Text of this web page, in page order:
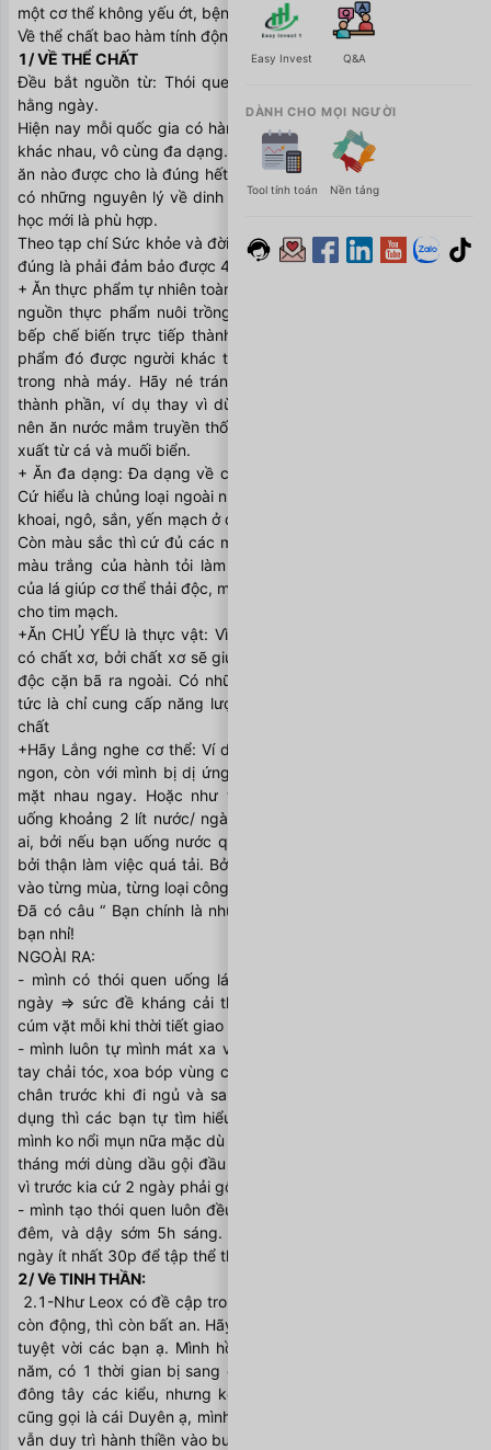
một cơ thể không yếu ớt, bệnh tật”
Về thể chất bao hàm tính động, còn tinh thần là tính tĩnh.
1/ VỀ THỂ CHẤT
Đều bắt nguồn từ: Thói quen ăn uống + Vận động cơ học
hằng ngày.
Hiện nay mỗi quốc gia có hàng trăm trường phái dinh dưỡng
khác nhau, vô cùng đa dạng. Nhưng không hề có một chế độ
ăn nào được cho là đúng hết với tất cả mọi người. Do đó, chỉ
có những nguyên lý về dinh dưỡng đặt trên nền móng khoa
học mới là phù hợp.
Theo tạp chí Sức khỏe và đời sống – của Bộ Y tế. Dinh dưỡng
đúng là phải đảm bảo được 4 nguyên lý cốt lõi, gồm có:
+ Ăn thực phẩm tự nhiên toàn phần: hiểu nôm na đó là những
nguồn thực phẩm nuôi trồng tự nhiên và chúng ta đưa lên
bếp chế biến trực tiếp thành phẩm, chứ ko phải dạng thực
phẩm đó được người khác tổng hợp và đóng gói tạo ra nó
trong nhà máy. Hãy né tránh những thức ăn có quá nhiều
thành phần, ví dụ thay vì dùng nước mắm công nghiệp, ta
nên ăn nước mắm truyền thống với thành phần đơn giản chế
xuất từ cá và muối biển.
+ Ăn đa dạng: Đa dạng về chủng loại, đa dạng về màu sắc.
Cứ hiểu là chủng loại ngoài nhóm tinh bột như gạo, có thể ăn
khoai, ngô, sắn, yến mạch ở dạng còn lớp vỏ cám là tốt nhất.
Còn màu sắc thì cứ đủ các màu sắc xanh đỏ tím vàng, ví dụ
màu trắng của hành tỏi làm tăng sức đề kháng, màu xanh
của lá giúp cơ thể thải độc, màu vàng làm đẹp da, màu đỏ tốt
cho tim mạch.
+Ăn CHỦ YẾU là thực vật: Vì thực phẩm nguồn thực vật mới
có chất xơ, bởi chất xơ sẽ giúp quét đường ruột để đẩy chất
độc cặn bã ra ngoài. Có những thực phẩm là thức ăn rỗng,
tức là chỉ cung cấp năng lượng, chứ không có nhiều dưỡng
chất
+Hãy Lắng nghe cơ thể: Ví dụ cua biển, có người ăn vào thì
ngon, còn với mình bị dị ứng hải sản, ăn vào là cả đêm biết
mặt nhau ngay. Hoặc như theo khuyến cáo, 1 người cần
uống khoảng 2 lít nước/ ngày, nhưng ko phải ai cũng giống
ai, bởi nếu bạn uống nước quá nhiều, có khi lợi bất cập hại,
bởi thận làm việc quá tải. Bởi thế hãy cảm nhận và áp dụng
vào từng mùa, từng loại công việc cho phù hợp với mình.
Đã có câu “ Bạn chính là những gì bạn ăn”. Chuẩn quá các
bạn nhỉ!
NGOÀI RA:
- mình có thói quen uống lá trà xanh, tắm nước lạnh hằng
ngày => sức đề kháng cải thiện đáng kể, ít bị hắt hơi cảm
cúm vặt mỗi khi thời tiết giao mùa nữa.
- mình luôn tự mình mát xa vị trí trên khuôn mặt, dùng ngón
tay chải tóc, xoa bóp vùng cổ, gáy, vùng thắt lưng, gan bàn
chân trước khi đi ngủ và sau khi ngủ dậy hằng ngày ( tác
dụng thì các bạn tự tìm hiểu thêm nhé) = > Điều lạ kì, mặt
mình ko nổi mụn nữa mặc dù có ăn đồ nóng, và mình có khi 1
tháng mới dùng dầu gội đầu mà tóc vẫn mượt ko gầu ( thay
vì trước kia cứ 2 ngày phải gội, vì da nhờn lắm gầu)
- mình tạo thói quen luôn đều đặn tuân thủ việc ngủ lúc 22h
đêm, và dậy sớm 5h sáng. - mình luôn dành thời gian mỗi
ngày ít nhất 30p để tập thể thao ( có thể ở nhà hoặc bể bơi)
2/ Về TINH THẦN:
2.1-Như Leox có đề cập trong bài, chừng nào tâm chúng ta
còn động, thì còn bất an. Hãy tìm đến THIỀN, phải nói là thật
tuyệt vời các bạn ạ. Mình hồi mới về nước cách đây hơn 4
năm, có 1 thời gian bị sang chấn tâm lý, uống đủ loại thuốc
đông tây các kiểu, nhưng ko cải thiện mấy. Rât tình cờ và
cũng gọi là cái Duyên ạ, mình đã học thiền, đến bây giờ mình
vẫn duy trì hành thiền vào buổi sáng và mỗi tối. Mình ước giá
Easy Invest Q&A
DÀNH CHO MỌI NGƯỜI
Tool tính toán Nền tảng